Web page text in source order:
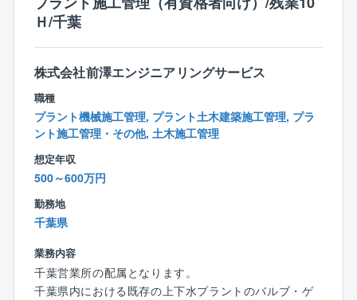
作業が少なく、それが残業や休日出勤の少なさに繋が
っています。
また、工期も1～3カ月ほどの短いものが多く、夜勤
境を目指しており、所得補償保険など福利厚生も充実
しています。
※ご家庭の事情で働き方や出張範囲に相談がある場合
は、それを踏まえて選考可能です。ぜひ積極的にご応
募ください。
＜出張手当は年最大100万円＞
⇒年に半年～1年程度出張した場合、約50～100万円の
手当を支給。家庭の事情などで「出張が多いのは厳し
い…」という方には出張の少ない働き方も対応してい
ます。
門への異動の可能性もございます。
【キャリアの流れ】
将来的には、フィールドマネージャー、コンストラク
ションマネージャー、QCマネージャー等への道もござ
います。
【同社ならではの福利厚生】
仕事とプライベートを両立しながら、社員が快適に仕
■家族も嬉しい転勤なし
国内での事業に特化しており転勤がありませんので、
転居を伴う生活変化がなく安心して働けます。
※短～長期の国内出張があります。
Ｈ/千葉
株式会社前澤エンジニアリングサービス
職種
プラント機械施工管理, プラント土木建築施工管理, プラ
ント施工管理・その他, 土木施工管理
想定年収
500～600万円
勤務地
千葉県
業務内容
千葉営業所の配属となります。
千葉県内における既存の上下水プラントのバルブ・ゲ